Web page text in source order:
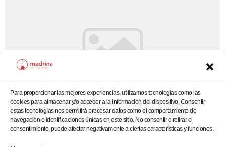
Para proporcionar las mejores experiencias, utilizamos tecnologías como las
cookies para almacenar y/o acceder a la información del dispositivo. Consentir
estas tecnologías nos permitirá procesar datos como el comportamiento de
navegación o identificaciones únicas en este sitio. No consentir o retirar el
consentimiento, puede afectar negativamente a ciertas características y funciones.
27/01/2023